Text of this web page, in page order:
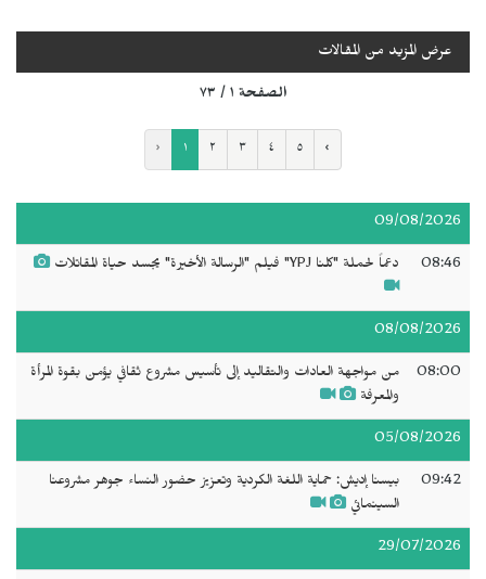
عرض المزيد من المقالات
الصفحة ١ / ٧٣
‹ ١ ٢ ٣ ٤ ٥ ›
09/08/2026
08:46 دعماً لحملة "كلنا YPJ" فيلم "الرسالة الأخيرة" يجسد حياة المقاتلات
08/08/2026
08:00
من مواجهة العادات والتقاليد إلى تأسيس مشروع ثقافي يؤمن بقوة المرأة
والمعرفة
05/08/2026
09:42
بيسنا إديش: حماية اللغة الكردية وتعزيز حضور النساء جوهر مشروعنا
السينمائي
29/07/2026